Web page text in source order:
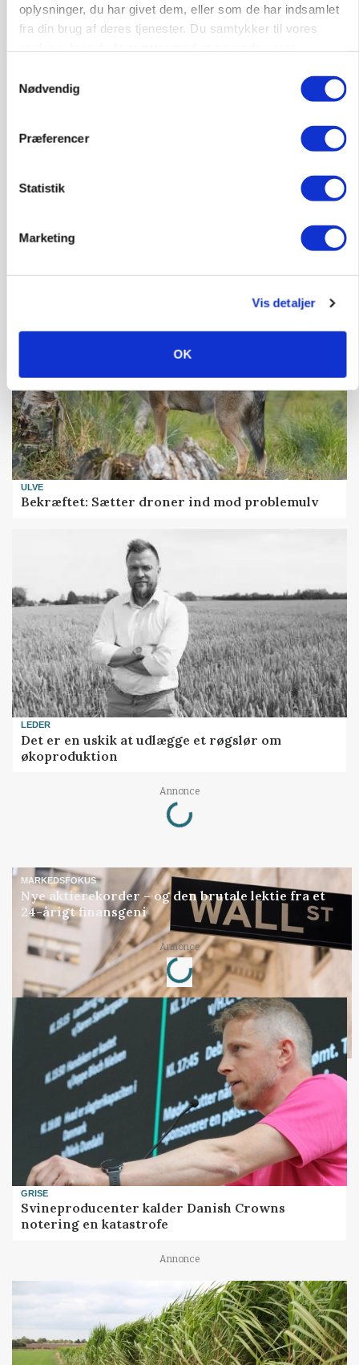
oplysninger, du har givet dem, eller som de har indsamlet
fra din brug af deres tjenester. Du samtykker til vores
Nødvendig
Præferencer
Statistik
Marketing
Vis detaljer
OK
MARKED
Uændret notering: Spæde lyspunkter i fortsat
ULVE
Bekræftet: Sætter droner ind mod problemulv
LEDER
Det er en uskik at udlægge et røgslør om
økoproduktion
Annonce
Loading...
MARKEDSFOKUS
Nye aktierekorder – og den brutale lektie fra et
24-årigt finansgeni
Annonce
Loading...
GRISE
Svineproducenter kalder Danish Crowns
notering en katastrofe
Annonce